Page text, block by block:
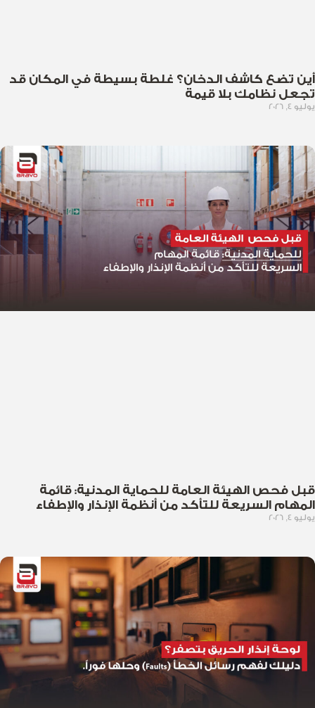
أين تضع كاشف الدخان؟ غلطة بسيطة في المكان قد
تجعل نظامك بلا قيمة
يوليو 4, 2026
قبل فحص الهيئة العامة للحماية المدنية: قائمة
المهام السريعة للتأكد من أنظمة الإنذار والإطفاء
يوليو 4, 2026